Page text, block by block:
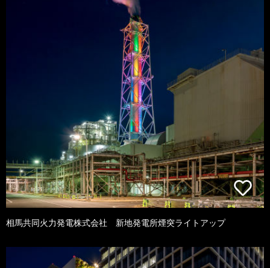
相馬共同火力発電株式会社 新地発電所煙突ライトアップ